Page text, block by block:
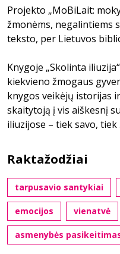
Projekto „MoBiLait:
žmonėms, negalintiems
teksto, per Lietuvos
Knygoje „Skolinta
kiekvieno žmogaus
knygos veikėjų istorijas
skaitytoją į vis aiškesnį
iliuzijose – tiek savo,
Raktažodžiai
tarpusavio santykiai
emocijos vienatvė
asmenybės